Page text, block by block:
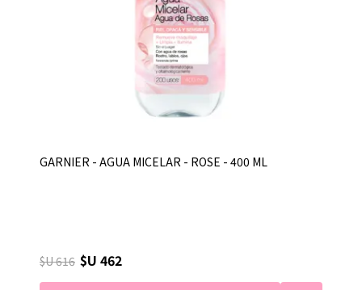
GARNIER - AGUA MICELAR - ROSE - 400 ML
$U 616 $U 462